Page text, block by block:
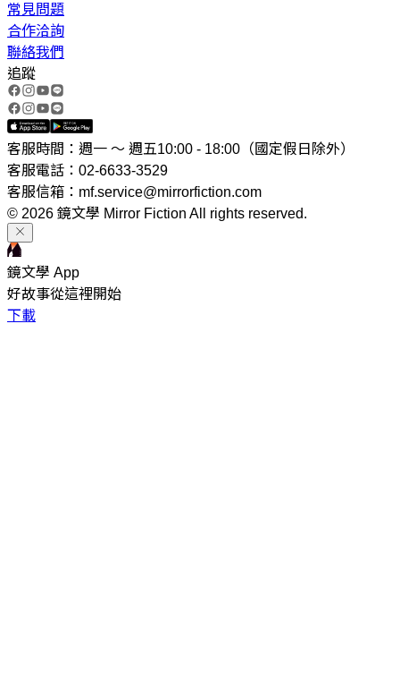
常見問題
合作洽詢
聯絡我們
追蹤
客服時間：週一 ～ 週五10:00 - 18:00（國定假日除外）
客服電話：02-6633-3529
客服信箱：mf.service@mirrorfiction.com
© 2026 鏡文學 Mirror Fiction All rights reserved.
鏡文學 App
好故事從這裡開始
下載